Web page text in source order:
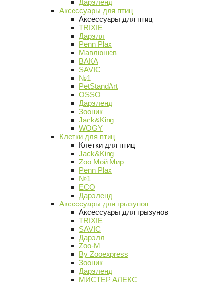
Дарэленд
Аксессуары для птиц
Аксессуары для птиц
TRIXIE
Дарэлл
Penn Plax
Мавлюшев
ВАКА
SAVIC
№1
PetStandArt
OSSO
Дарэленд
Зооник
Jack&King
WOGY
Клетки для птиц
Клетки для птиц
Jack&King
Zoo Мой Мир
Penn Plax
№1
ECO
Дарэленд
Аксессуары для грызунов
Аксессуары для грызунов
TRIXIE
SAVIC
Дарэлл
Zoo-M
By Zooexpress
Зооник
Дарэленд
МИСТЕР АЛЕКС